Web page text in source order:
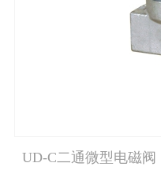
UD-C二通微型电磁阀